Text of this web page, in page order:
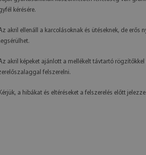
kérésére.
akril ellenáll a karcolásoknak és ütéseknek, de erős
akril képeket ajánlott a mellékelt távtartó
felszerelni.
a hibákat és eltéréseket a felszerelés előtt jelezze.